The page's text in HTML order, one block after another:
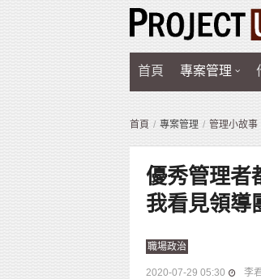
首頁 專案管理
首頁 專案管理 管理小故事
優秀管理者
我看見領導
職場政治
2020-07-29 05:30 李